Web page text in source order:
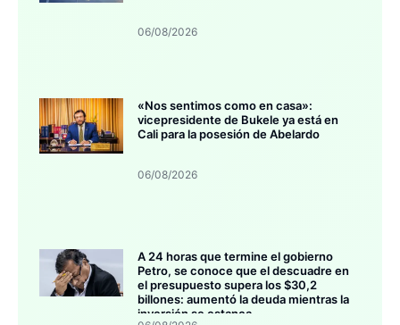
06/08/2026
«Nos sentimos como en casa»:
vicepresidente de Bukele ya está en
Cali para la posesión de Abelardo
06/08/2026
A 24 horas que termine el gobierno
Petro, se conoce que el descuadre en
el presupuesto supera los $30,2
billones: aumentó la deuda mientras la
inversión se estanca